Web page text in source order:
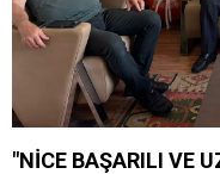
"NİCE BAŞARILI VE